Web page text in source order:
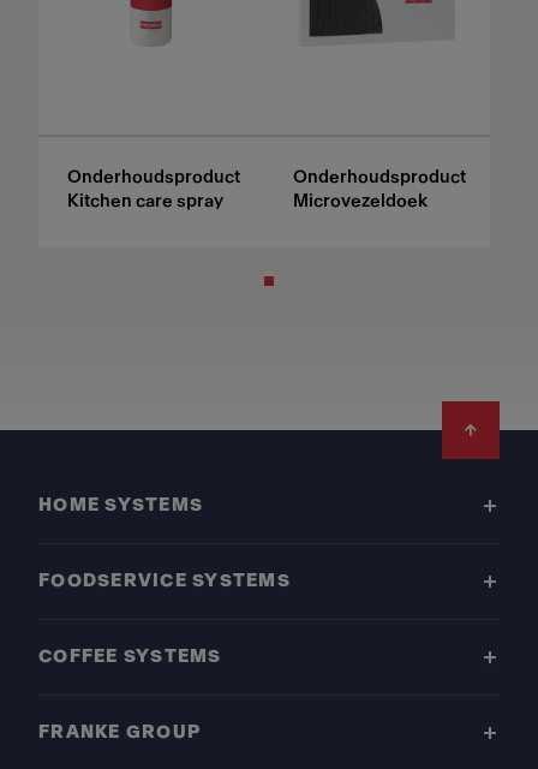
Onderhoudsproduct
Kitchen care spray
Onderhoudsproduct
Microvezeldoek
HOME SYSTEMS
FOODSERVICE SYSTEMS
COFFEE SYSTEMS
FRANKE GROUP